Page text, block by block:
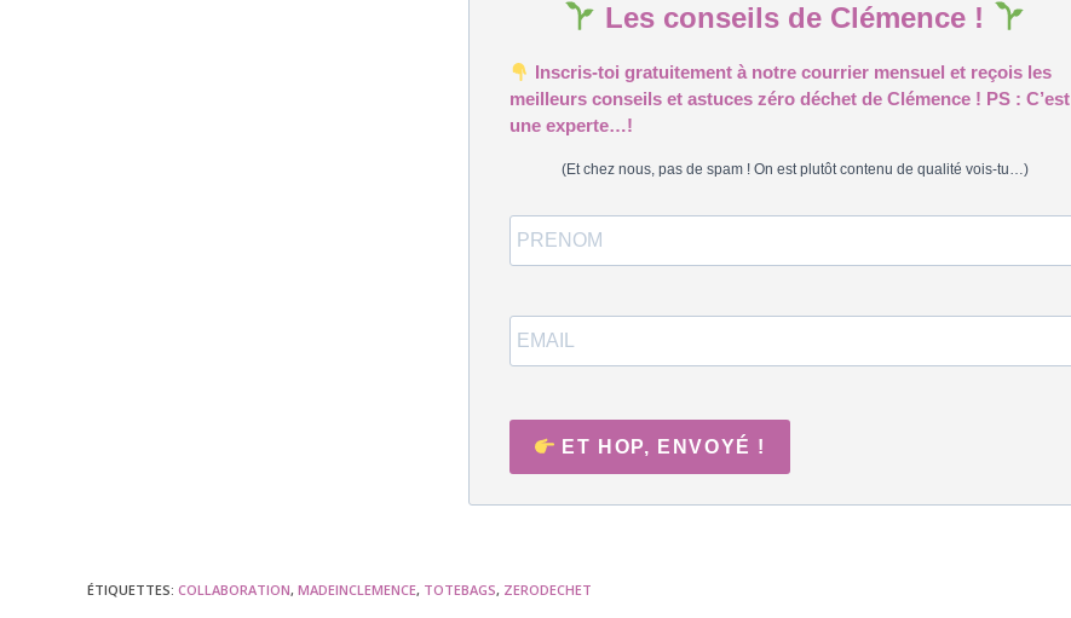
Les conseils de Clémence !
Inscris-toi gratuitement à notre courrier mensuel et reçois les
meilleurs conseils et astuces zéro déchet de Clémence ! PS : C’est
une experte…!
(Et chez nous, pas de spam ! On est plutôt contenu de qualité vois-tu…)
ET HOP, ENVOYÉ !
ÉTIQUETTES: COLLABORATION, MADEINCLEMENCE, TOTEBAGS, ZERODECHET